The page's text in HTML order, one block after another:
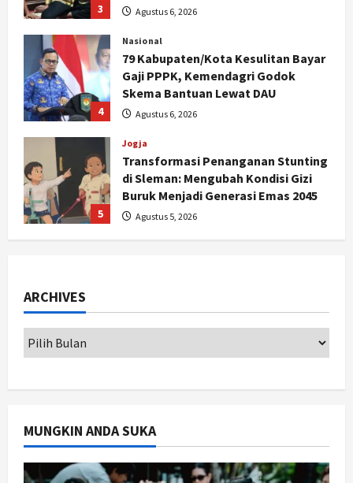
3 Agustus 6, 2026
4
Nasional
79 Kabupaten/Kota Kesulitan Bayar
Gaji PPPK, Kemendagri Godok
Skema Bantuan Lewat DAU
Agustus 6, 2026
5
Jogja
Transformasi Penanganan Stunting
di Sleman: Mengubah Kondisi Gizi
Buruk Menjadi Generasi Emas 2045
Agustus 5, 2026
1
Politik
Karwito Komitmen Perbaikan Jalan
ARCHIVES
MUNGKIN ANDA SUKA